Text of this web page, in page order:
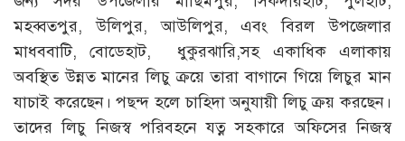
মহব্বতপুর, উলিপুর, আউলিপুর, এবং বিরল উপজেলার
মাধববাটি, বোডেহাট, ধুকুরঝারি,সহ একাধিক এলাকায়
অবস্থিত উন্নত মানের লিচু ক্রয়ে তারা বাগানে গিয়ে লিচুর মান
যাচাই করেছেন। পছন্দ হলে চাহিদা অনুযায়ী লিচু ক্রয় করছেন।
তাদের লিচু নিজস্ব পরিবহনে যত্ন সহকারে অফিসের নিজস্ব